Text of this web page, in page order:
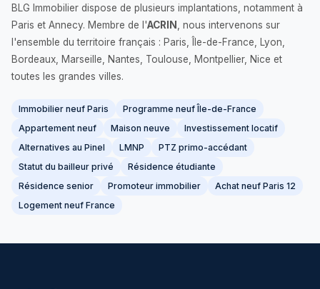
BLG Immobilier dispose de plusieurs implantations, notamment à
Paris et Annecy. Membre de l'ACRIN
, nous intervenons sur
l'ensemble du territoire français : Paris, Île-de-France, Lyon,
Bordeaux, Marseille, Nantes, Toulouse, Montpellier, Nice et
toutes les grandes villes.
Immobilier neuf Paris
Programme neuf Île-de-France
Appartement neuf
Maison neuve
Investissement locatif
Alternatives au Pinel
LMNP
PTZ primo-accédant
Statut du bailleur privé
Résidence étudiante
Résidence senior
Promoteur immobilier
Achat neuf Paris 12
Logement neuf France